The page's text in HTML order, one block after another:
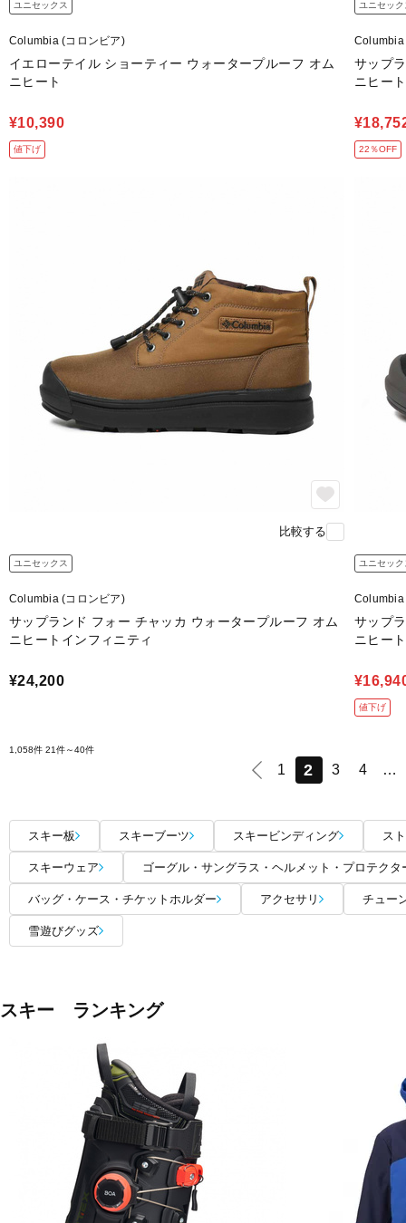
ユニセックス
Columbia (コロンビア)
イエローテイル ショーティー ウォータープルーフ オム
ニヒート
¥10,390
値下げ
ユニセック
Columbia
サップ
ニヒー
22％OFF
比較する
ユニセックス
Columbia (コロンビア)
サップランド フォー チャッカ ウォータープルーフ オム
ニヒートインフィニティ
¥24,200
ユニセック
Columbia
サップ
ニヒー
値下げ
1,058件 21件～40件
1 2 3 4 …
スキー板 スキーブーツ スキービンディング ス
スキーウェア ゴーグル・サングラス・ヘルメット・プロテクタ
バッグ・ケース・チケットホルダー アクセサリ チュー
雪遊びグッズ
スキー ランキング